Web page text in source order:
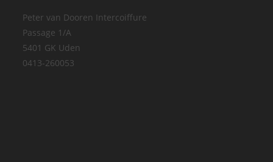
Peter van Dooren Intercoiffure
Passage 1/A
5401 GK Uden
0413-260053